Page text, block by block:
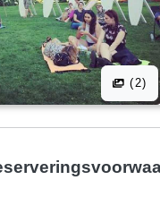
(2)